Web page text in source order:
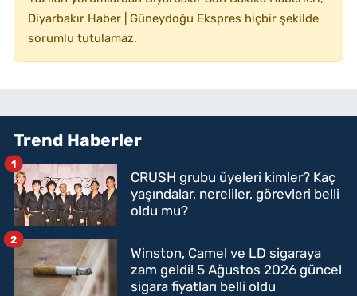
Diyarbakır Haber | Güneydoğu Ekspres hiçbir şekilde
sorumlu tutulamaz.
Trend Haberler
CRUSH grubu üyeleri kimler? Kaç
yaşındalar, nereliler, görevleri belli
oldu mu?
1
Winston, Camel ve LD sigaraya
zam geldi! 5 Ağustos 2026 güncel
sigara fiyatları belli oldu
2